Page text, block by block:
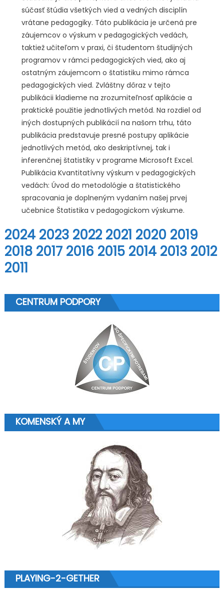
súčasť štúdia všetkých vied a vedných disciplín
vrátane pedagogiky. Táto publikácia je určená pre
záujemcov o výskum v pedagogických vedách,
taktiež učiteľom v praxi, či študentom študijných
programov v rámci pedagogických vied, ako aj
ostatným záujemcom o štatistiku mimo rámca
pedagogických vied. Zvláštny dôraz v tejto
publikácii kladieme na zrozumiteľnosť aplikácie a
praktické použitie jednotlivých metód. Na rozdiel od
iných dostupných publikácií na našom trhu, táto
publikácia predstavuje presné postupy aplikácie
jednotlivých metód, ako deskriptívnej, tak i
inferenčnej štatistiky v programe Microsoft Excel.
Publikácia Kvantitatívny výskum v pedagogických
vedách: Úvod do metodológie a štatistického
spracovania je doplneným vydaním našej prvej
učebnice Štatistika v pedagogickom výskume.
2024 2023 2022 2021 2020 2019
2018 2017 2016 2015 2014 2013 2012
2011
CENTRUM PODPORY
KOMENSKÝ A MY
PLAYING-2-GETHER